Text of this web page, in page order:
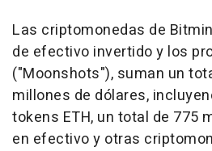
Las criptomonedas de
de efectivo invertido y los
("Moonshots"), suman un
millones de dólares,
tokens ETH, un total de 775
en efectivo y otras